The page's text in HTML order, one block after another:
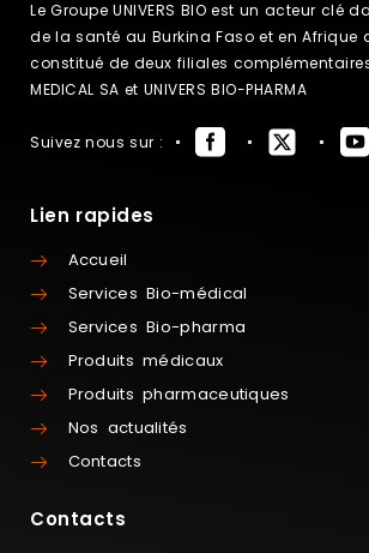
Le Groupe UNIVERS BIO est un acteur clé
de la santé au Burkina Faso et en Afrique
constitué de deux filiales complémentaires:
MEDICAL SA et UNIVERS BIO-PHARMA
Suivez nous sur :
Lien rapides
Accueil
Services Bio-médical
Services Bio-pharma
Produits médicaux
Produits pharmaceutiques
Nos actualités
Contacts
Contacts